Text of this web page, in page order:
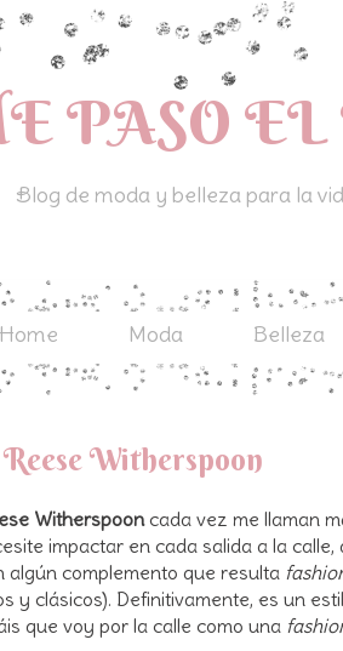
PASO
Blog de moda y belleza para la
Home Moda Belleza
Witherspoon
Witherspooncada vez me llaman
impactar en cada salida a la
algún complemento que resulta
y clásicos). Definitivamente, es un
que voy por la calle como una